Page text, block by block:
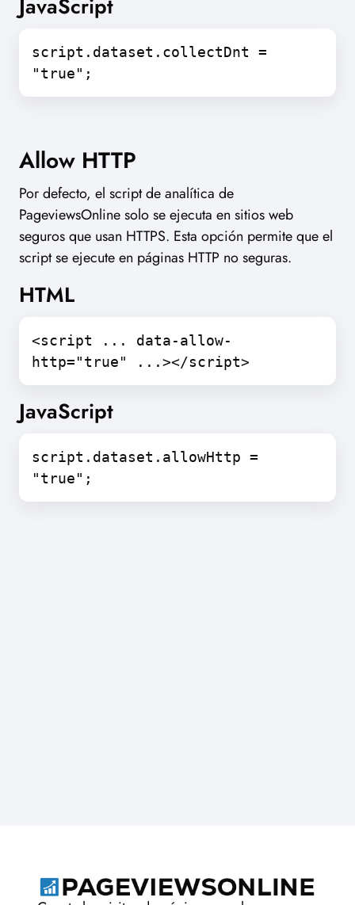
JavaScript
script.dataset.collectDnt =
"true";
Allow HTTP
Por defecto, el script de analítica de
PageviewsOnline solo se ejecuta en sitios web
seguros que usan HTTPS. Esta opción permite que el
script se ejecute en páginas HTTP no seguras.
HTML
<script ... data-allow-
http="true" ...></script>
JavaScript
script.dataset.allowHttp =
"true";